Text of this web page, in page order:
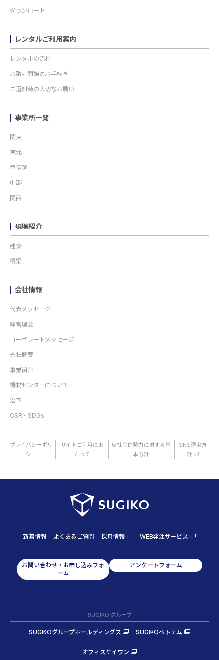
ダウンロード
レンタルご利用案内
レンタルの流れ
お取引開始のお手続き
ご返却時の大切なお願い
事業所一覧
関東
東北
甲信越
中部
関西
現場紹介
建築
橋梁
会社情報
代表メッセージ
経営理念
コーポレートメッセージ
会社概要
事業紹介
機材センターについて
沿革
CSR・SDGs
プライバシーポリ
シー
サイトご利用にあ
たって
反社会的勢力に対する基
本方針
SNS運用方
針
新着情報 よくあるご質問 採用情報 WEB発注サービス
お問い合わせ・お申し込みフォ
ーム
アンケートフォーム
SUGIKO グループ
SUGIKOグループホールディングス SUGIKOベトナム
オフィスケイワン